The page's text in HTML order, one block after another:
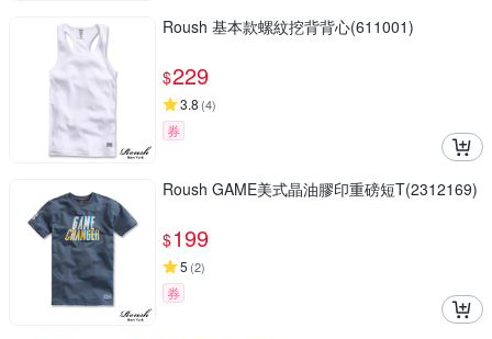
Roush 基本款螺紋挖背背心(611001)
$229
3.8 (4)
券
Roush GAME美式晶油膠印重磅短T(2312169)
$199
5 (2)
券